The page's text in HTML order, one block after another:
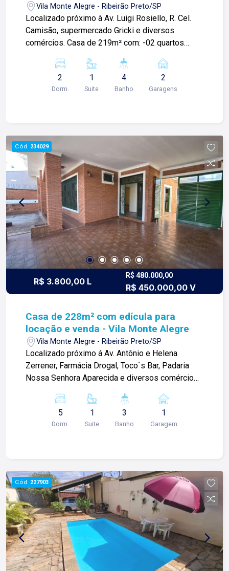
Vila Monte Alegre - Ribeirão Preto/SP
Localizado próximo à Av. Luigi Rosiello, R. Cel.
Camisão, supermercado Gricki e diversos
comércios. Casa de 219m² com: -02 quartos
sociais; -Cozinha; -Área de serviços; -Espaço
gourmet com churrasqueira e piscina; -Quintal;
-02 vagas de garagem; Para mais informações e
proprietários.
2
Dorm.
1
Suite
4
Banho
2
Garagens
Cód. 234029
R$ 3.800,00 L
R$ 480.000,00
R$ 450.000,00 V
Casa de 228m² com edícula para
locação e venda - Vila Monte Alegre
Vila Monte Alegre - Ribeirão Preto/SP
Localizado próximo á Av. Antônio e Helena
Zerrener, Farmácia Drogal, Toco`s Bar, Padaria
Nossa Senhora Aparecida e diversos comércios.
-02 salas; -Cozinha; -Copa; -01 banheiro social;
-Área de serviço; -Corredor lateral; -01 vaga de
garagem; Edícula com: -02 quartos; -01 banheiro
sentido de tudo que fazemos. Todos os dias
construímos laços fortes e indeléveis com
nossos proprietários e clientes. Somos uma
imobiliária que, desde a nossa fundação em
1987, equilibra a tradicionalidade com o arrojo e a
força comercial da atualidade. Temos mais de
140 funcionários e parceiros de negócios e ao
longo da nossa caminhada já administramos mais
5
Dorm.
1
Suite
3
Banho
1
Garagem
Cód. 227903